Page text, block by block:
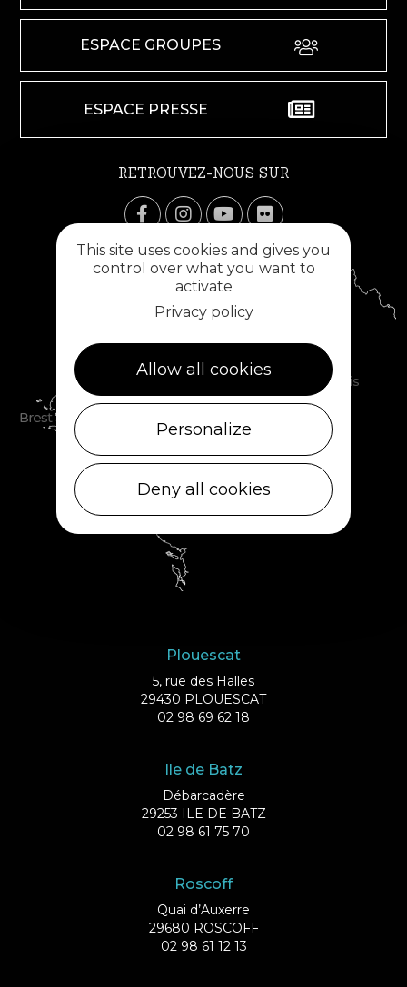
ESPACE GROUPES
ESPACE PRESSE
RETROUVEZ-NOUS SUR
Plouescat
5, rue des Halles
29430 PLOUESCAT
02 98 69 62 18
Ile de Batz
Débarcadère
29253 ILE DE BATZ
02 98 61 75 70
Roscoff
Quai d’Auxerre
29680 ROSCOFF
02 98 61 12 13
This site uses cookies and gives you
control over what you want to
activate
Privacy policy
Allow all cookies
Personalize
Deny all cookies